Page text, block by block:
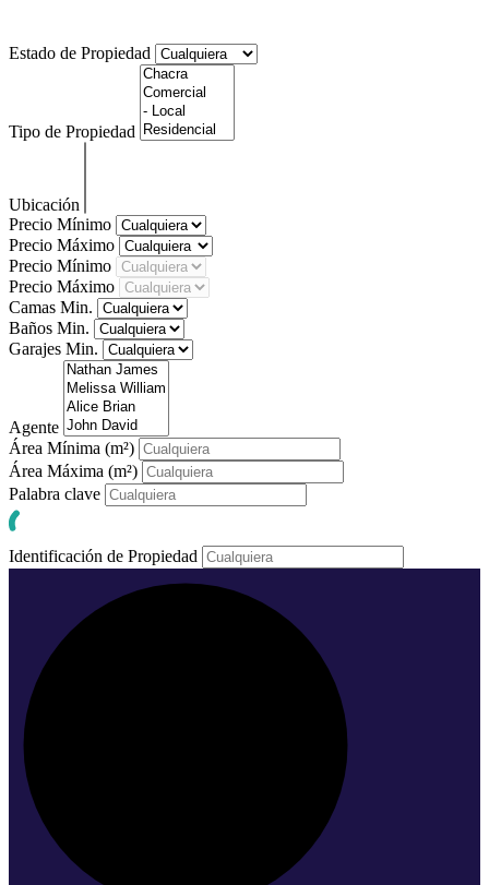
Estado de Propiedad
Tipo de Propiedad
Ubicación
Precio Mínimo
Precio Máximo
Precio Mínimo
Precio Máximo
Camas Min.
Baños Min.
Garajes Min.
Agente
Área Mínima (m²)
Área Máxima (m²)
Palabra clave
Identificación de Propiedad